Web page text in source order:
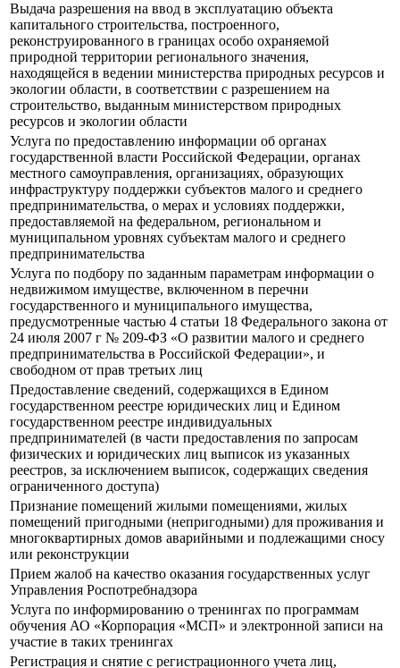
Выдача разрешения на ввод в эксплуатацию объекта
капитального строительства, построенного,
реконструированного в границах особо охраняемой
природной территории регионального значения,
находящейся в ведении министерства природных ресурсов и
экологии области, в соответствии с разрешением на
строительство, выданным министерством природных
ресурсов и экологии области
Услуга по предоставлению информации об органах
государственной власти Российской Федерации, органах
местного самоуправления, организациях, образующих
инфраструктуру поддержки субъектов малого и среднего
предпринимательства, о мерах и условиях поддержки,
предоставляемой на федеральном, региональном и
муниципальном уровнях субъектам малого и среднего
предпринимательства
Услуга по подбору по заданным параметрам информации о
недвижимом имуществе, включенном в перечни
государственного и муниципального имущества,
предусмотренные частью 4 статьи 18 Федерального закона от
24 июля 2007 г № 209-ФЗ «О развитии малого и среднего
предпринимательства в Российской Федерации», и
свободном от прав третьих лиц
Предоставление сведений, содержащихся в Едином
государственном реестре юридических лиц и Едином
государственном реестре индивидуальных
предпринимателей (в части предоставления по запросам
физических и юридических лиц выписок из указанных
реестров, за исключением выписок, содержащих сведения
ограниченного доступа)
Признание помещений жилыми помещениями, жилых
помещений пригодными (непригодными) для проживания и
многоквартирных домов аварийными и подлежащими сносу
или реконструкции
Прием жалоб на качество оказания государственных услуг
Управления Роспотребнадзора
Услуга по информированию о тренингах по программам
обучения АО «Корпорация «МСП» и электронной записи на
участие в таких тренингах
Регистрация и снятие с регистрационного учета лиц,